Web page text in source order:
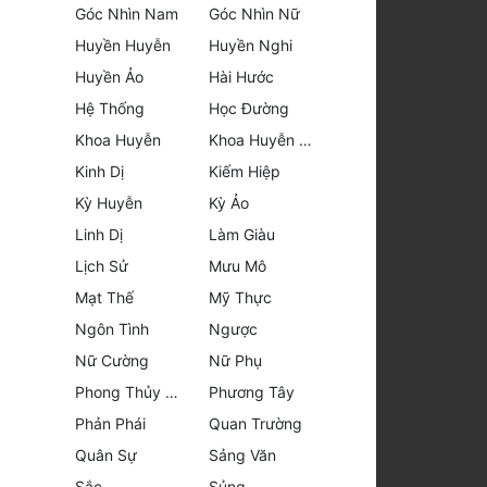
Góc Nhìn Nam
Góc Nhìn Nữ
Huyền Huyễn
Huyền Nghi
Huyền Ảo
Hài Hước
Hệ Thống
Học Đường
Khoa Huyễn
Khoa Huyễn Không Gian
Kinh Dị
Kiếm Hiệp
Kỳ Huyễn
Kỳ Ảo
Linh Dị
Làm Giàu
Lịch Sử
Mưu Mô
Mạt Thế
Mỹ Thực
Ngôn Tình
Ngược
Nữ Cường
Nữ Phụ
Phong Thủy - Tâm Linh
Phương Tây
Phản Phái
Quan Trường
Quân Sự
Sảng Văn